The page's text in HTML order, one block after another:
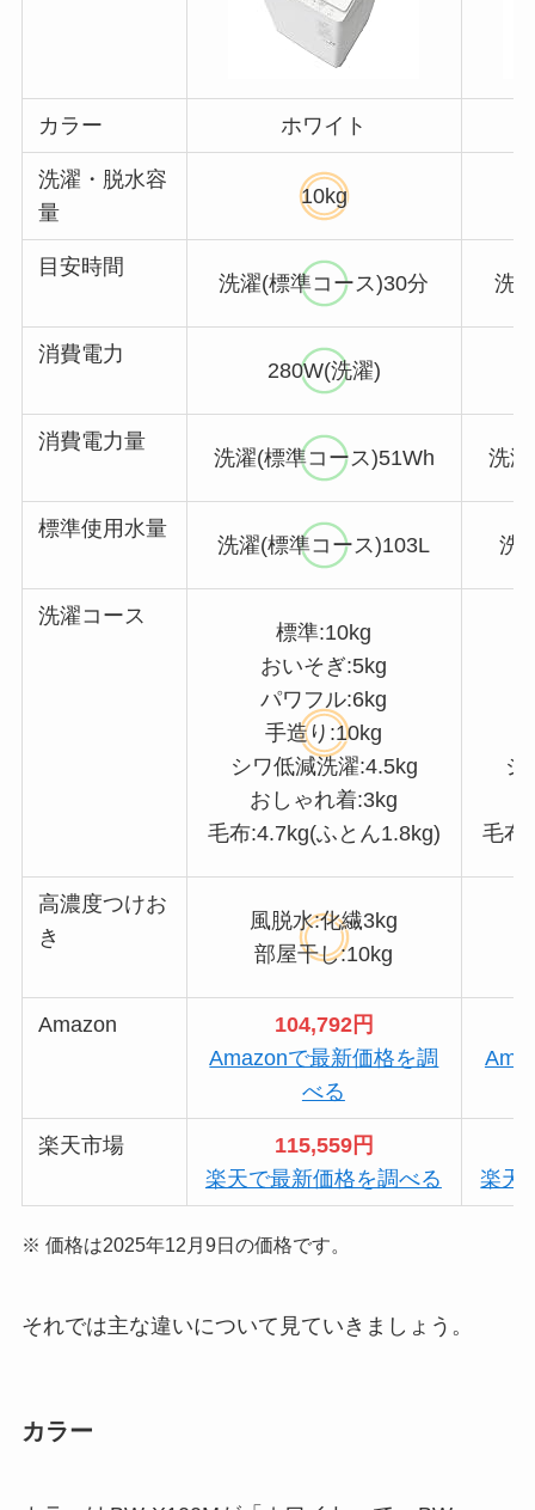
カラー ホワイト
洗濯・脱水容
量
10kg
目安時間
洗濯(標準コース)30分 洗
消費電力
280W(洗濯)
消費電力量
洗濯(標準コース)51Wh 洗
標準使用水量
洗濯(標準コース)103L 洗
洗濯コース
標準:10kg
おいそぎ:5kg
パワフル:6kg
手造り:10kg
シワ低減洗濯:4.5kg
おしゃれ着:3kg
毛布:4.7kg(ふとん1.8kg)
シ
毛布
高濃度つけお
き
風脱水:化繊3kg
部屋干し:10kg
Amazon
104,792円
Amazonで最新価格を調
べる
楽天市場
115,559円
楽天で最新価格を調べる
楽天
※ 価格は2025年12月9日の価格です。
それでは主な違いについて見ていきましょう。
カラー